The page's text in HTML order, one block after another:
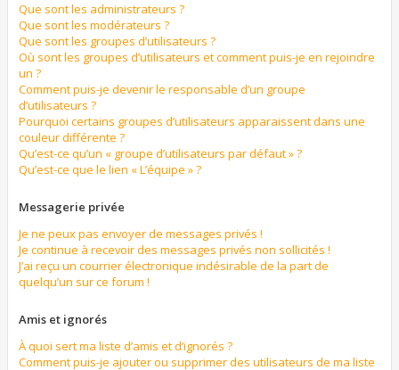
Que sont les administrateurs ?
Que sont les modérateurs ?
Que sont les groupes d’utilisateurs ?
Où sont les groupes d’utilisateurs et comment puis-je en rejoindre
un ?
Comment puis-je devenir le responsable d’un groupe
d’utilisateurs ?
Pourquoi certains groupes d’utilisateurs apparaissent dans une
couleur différente ?
Qu’est-ce qu’un « groupe d’utilisateurs par défaut » ?
Qu’est-ce que le lien « L’équipe » ?
Messagerie privée
Je ne peux pas envoyer de messages privés !
Je continue à recevoir des messages privés non sollicités !
J’ai reçu un courrier électronique indésirable de la part de
quelqu’un sur ce forum !
Amis et ignorés
À quoi sert ma liste d’amis et d’ignorés ?
Comment puis-je ajouter ou supprimer des utilisateurs de ma liste